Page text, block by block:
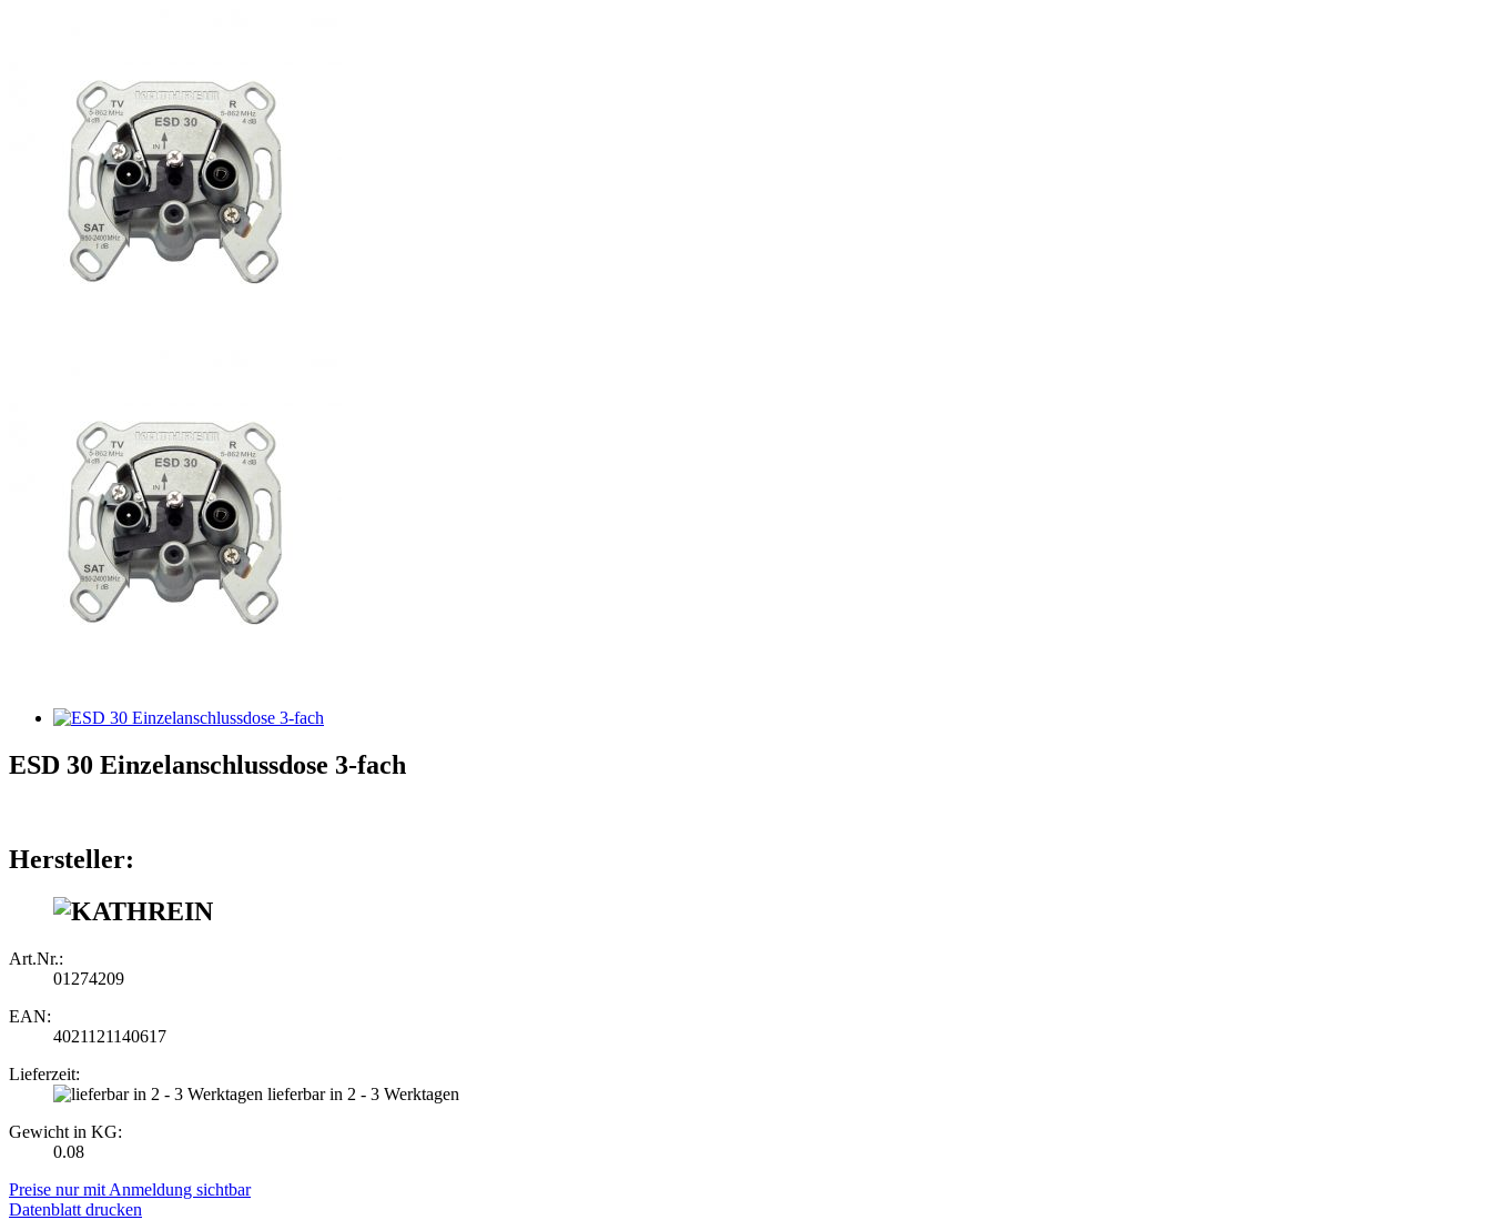
ESD 30 Einzelanschlussdose 3-fach
Hersteller:
Art.Nr.:
01274209
EAN:
4021121140617
Lieferzeit:
lieferbar in 2 - 3 Werktagen
Gewicht in KG:
0.08
Preise nur mit Anmeldung sichtbar
Datenblatt drucken